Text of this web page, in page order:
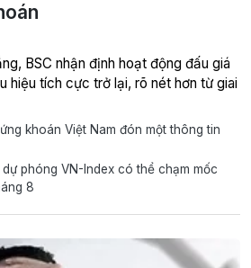
BSC nhận định hoạt động đấu giá
hiệu tích cực trở lại, rõ nét hơn từ giai
khoán Việt Nam đón một thông tin
phóng VN-Index có thể chạm mốc
8